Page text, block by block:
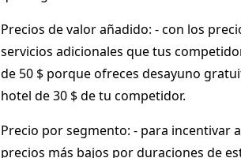
Precios de valor añadido: - con los
servicios adicionales que tus
de 50 $ porque ofreces desayuno
hotel de 30 $ de tu competidor.
Precio por segmento: - para incentivar
precios más bajos por duraciones de